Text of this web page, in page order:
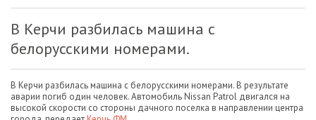
В Керчи разбилась машина с
белорусскими номерами.
В Керчи разбилась машина с белорусскими номерами. В результате
аварии погиб один человек. Автомобиль Nissan Patrol двигался на
высокой скорости со стороны дачного поселка в направлении центра